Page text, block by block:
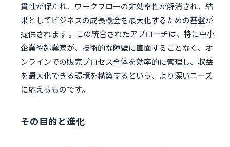
貫性が保たれ、ワークフローの非効率性が解消され、結
果としてビジネスの成長機会を最大化するための基盤が
提供されます 。この統合されたアプローチは、特に中小
企業や起業家が、技術的な障壁に直面することなく、オ
ンラインでの販売プロセス全体を効率的に管理し、収益
を最大化できる環境を構築するという、より深いニーズ
に応えるものです。
その目的と進化